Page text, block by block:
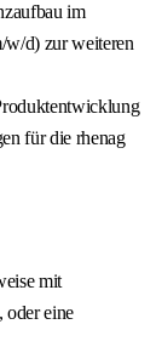
im
w/d) zur weiteren
für die rhenag
mit
oder eine